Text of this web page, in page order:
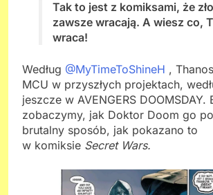
Tak to jest z komiksami, że
zawsze wracają. A wiesz co,
wraca!
Według @MyTimeToShineH ,
MCU w przyszłych projektach,
jeszcze w AVENGERS DOOMSDAY.
zobaczymy, jak Doktor Doom go
brutalny sposób, jak pokazano to
w komiksie Secret Wars.